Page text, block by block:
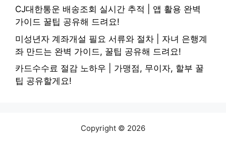
CJ대한통운 배송조회 실시간 추적 | 앱 활용 완벽
가이드 꿀팁 공유해 드려요!
미성년자 계좌개설 필요 서류와 절차 | 자녀 은행계
좌 만드는 완벽 가이드, 꿀팁 공유해 드려요!
카드수수료 절감 노하우 | 가맹점, 무이자, 할부 꿀
팁 공유할게요!
Copyright © 2026